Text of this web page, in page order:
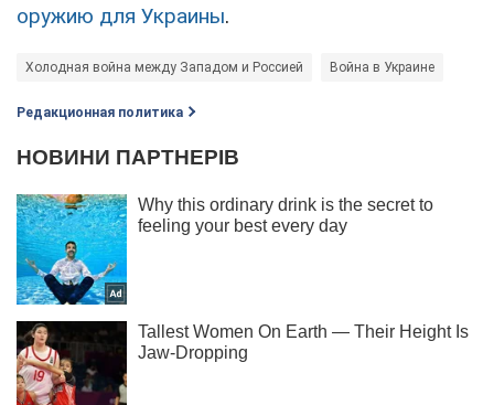
оружию для Украины.
Холодная война между Западом и Россией Война в Украине
Редакционная политика